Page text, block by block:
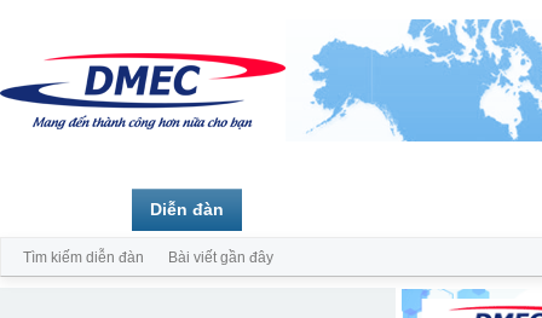
Diễn đàn
Tìm kiếm diễn đàn Bài viết gần đây